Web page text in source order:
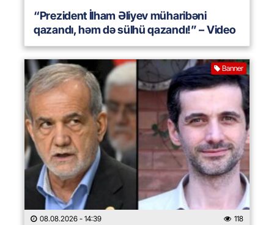
“Prezident İlham Əliyev müharibəni
qazandı, həm də sülhü qazandı!” – Video
Banner
08.08.2026 - 14:39 118